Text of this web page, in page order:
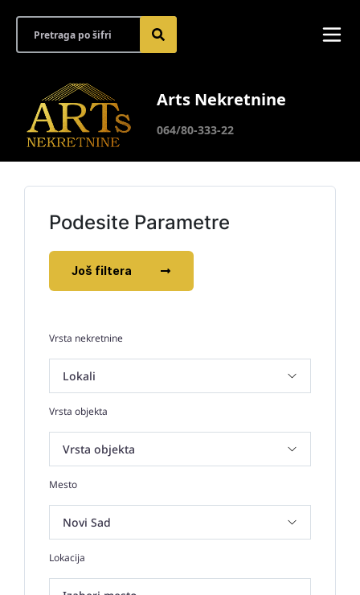
Arts Nekretnine
064/80-333-22
Podesite Parametre
Još filtera
Vrsta nekretnine
Vrsta objekta
Mesto
Lokacija